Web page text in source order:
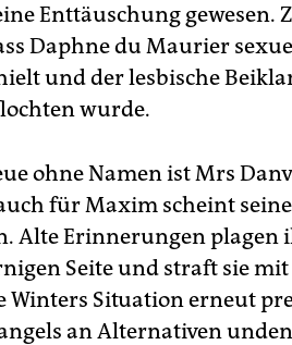
Enttäuschung gewesen.
Daphne du Maurier
und der lesbische
wurde.
ohne Namen ist Mrs
für Maxim scheint
Alte Erinnerungen plagen
Seite und straft sie
Winters Situation erneut
an Alternativen